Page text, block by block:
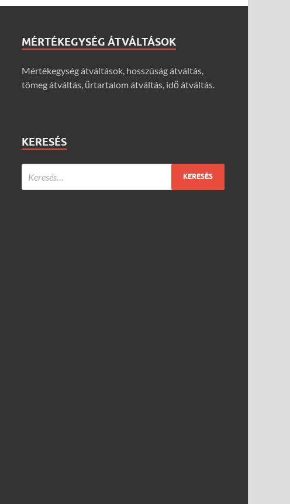
MÉRTÉKEGYSÉG ÁTVÁLTÁSOK
Mértékegység átváltások, hosszúság átváltás,
tömeg átváltás, űrtartalom átváltás, idő átváltás.
KERESÉS